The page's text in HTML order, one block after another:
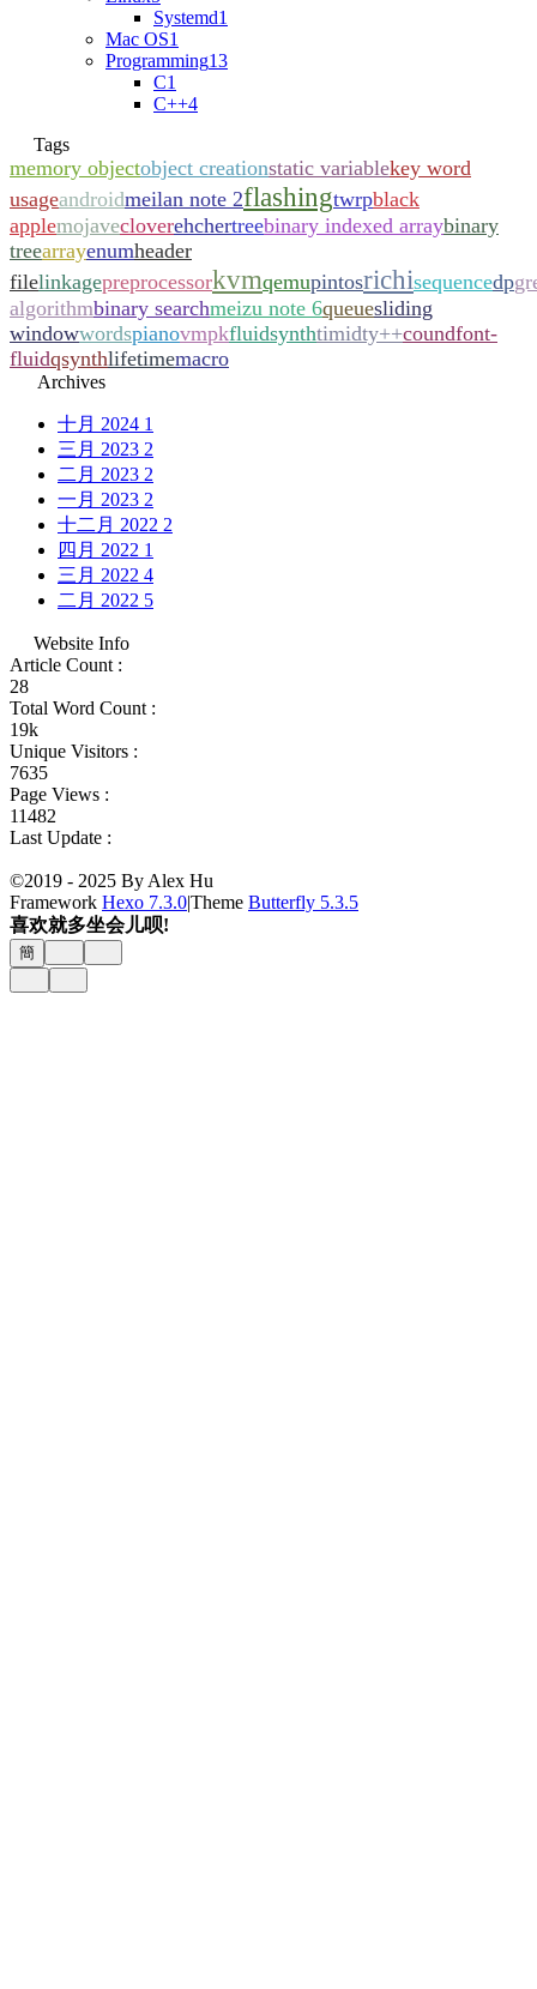
Systemd1
Mac OS1
Programming13
C1
C++4
Tags
memory objectobject creationstatic variablekey word
usageandroidmeilan note 2flashingtwrpblack
applemojavecloverehchertreebinary indexed arraybinary
treearrayenumheader
filelinkagepreprocessorkvmqemupintosrichisequencedp
algorithmbinary searchmeizu note 6queuesliding
windowwordspianovmpkfluidsynthtimidty++coundfont-
fluidqsynthlifetimemacro
Archives
十月 2024 1
三月 2023 2
二月 2023 2
一月 2023 2
十二月 2022 2
四月 2022 1
三月 2022 4
二月 2022 5
Website Info
Article Count :
28
Total Word Count :
19k
Unique Visitors :
7635
Page Views :
11482
Last Update :
©2019 - 2025 By Alex Hu
Framework Hexo 7.3.0|Theme Butterfly 5.3.5
喜欢就多坐会儿呗!
簡